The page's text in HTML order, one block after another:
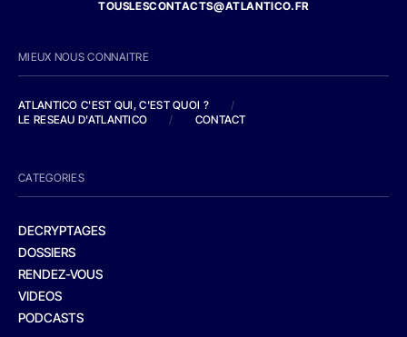
TOUSLESCONTACTS@ATLANTICO.FR
MIEUX NOUS CONNAITRE
ATLANTICO C'EST QUI, C'EST QUOI ?
/
LE RESEAU D'ATLANTICO
/ CONTACT
CATEGORIES
DECRYPTAGES
DOSSIERS
RENDEZ-VOUS
VIDEOS
PODCASTS